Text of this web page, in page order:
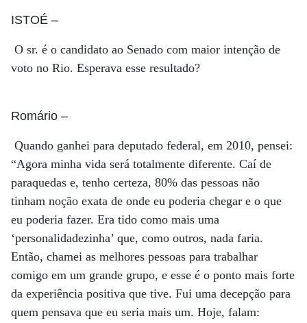
ISTOÉ –
O sr. é o candidato ao Senado com maior intenção de
voto no Rio. Esperava esse resultado?
Romário –
Quando ganhei para deputado federal, em 2010, pensei:
“Agora minha vida será totalmente diferente. Caí de
paraquedas e, tenho certeza, 80% das pessoas não
tinham noção exata de onde eu poderia chegar e o que
eu poderia fazer. Era tido como mais uma
‘personalidadezinha’ que, como outros, nada faria.
Então, chamei as melhores pessoas para trabalhar
comigo em um grande grupo, e esse é o ponto mais forte
da experiência positiva que tive. Fui uma decepção para
quem pensava que eu seria mais um. Hoje, falam: